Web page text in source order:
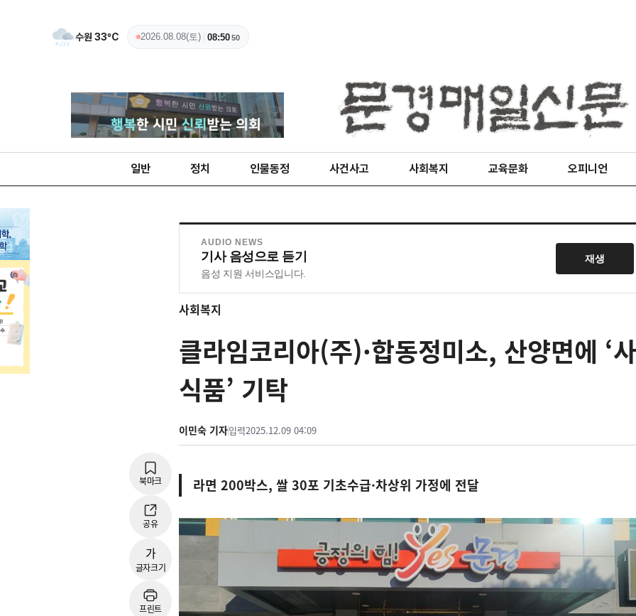
수원 33ºC 2026.08.08(토) 08:5051
일반 정치 인물동정 사건사고 사회복지 교육문화 오피니언
AUDIO NEWS
기사 음성으로 듣기
음성 지원 서비스입니다.
재생
사회복지
클라임코리아(주)·합동정미소, 산양면에 ‘
식품’ 기탁
이민숙 기자입력2025.12.09 04:09
북마크
공유
가
글자크기
프린트
라면 200박스, 쌀 30포 기초수급·차상위 가정에 전달